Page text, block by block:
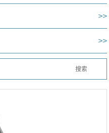
>>
>>